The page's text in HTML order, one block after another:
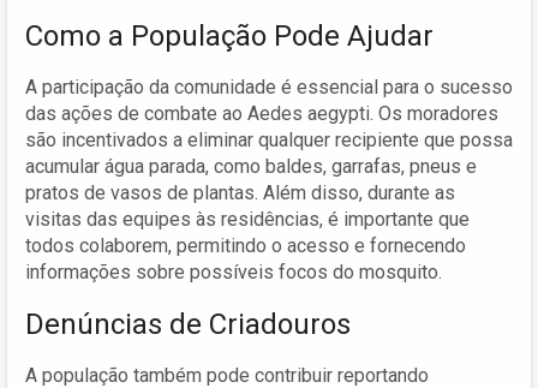
Como a População Pode Ajudar
A participação da comunidade é essencial para o sucesso
das ações de combate ao Aedes aegypti. Os moradores
são incentivados a eliminar qualquer recipiente que possa
acumular água parada, como baldes, garrafas, pneus e
pratos de vasos de plantas. Além disso, durante as
visitas das equipes às residências, é importante que
todos colaborem, permitindo o acesso e fornecendo
informações sobre possíveis focos do mosquito.
Denúncias de Criadouros
A população também pode contribuir reportando